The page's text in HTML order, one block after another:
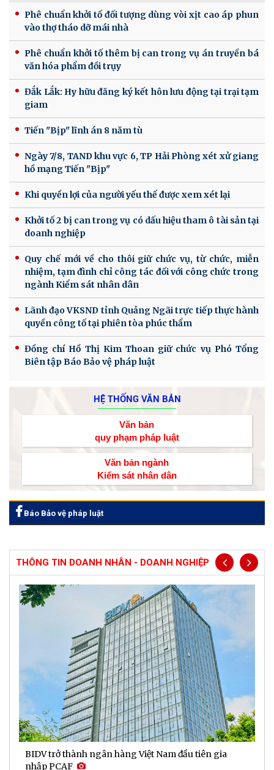
Phê chuẩn khởi tố đối tượng dùng vòi xịt cao áp phun
vào thợ tháo dỡ mái nhà
Phê chuẩn khởi tố thêm bị can trong vụ án truyền bá
văn hóa phẩm đồi trụy
Đắk Lắk: Hy hữu đăng ký kết hôn lưu động tại trại tạm
giam
Tiến "Bịp" lĩnh án 8 năm tù
Ngày 7/8, TAND khu vực 6, TP Hải Phòng xét xử giang
hồ mạng Tiến "Bịp"
Khi quyền lợi của người yếu thế được xem xét lại
Khởi tố 2 bị can trong vụ có dấu hiệu tham ô tài sản tại
doanh nghiệp
Quy chế mới về cho thôi giữ chức vụ, từ chức, miễn
nhiệm, tạm đình chỉ công tác đối với công chức trong
ngành Kiểm sát nhân dân
Lãnh đạo VKSND tỉnh Quảng Ngãi trực tiếp thực hành
quyền công tố tại phiên tòa phúc thẩm
Đồng chí Hồ Thị Kim Thoan giữ chức vụ Phó Tổng
Biên tập Báo Bảo vệ pháp luật
HỆ THỐNG VĂN BẢN
Văn bản
quy phạm pháp luật
Văn bản ngành
Kiểm sát nhân dân
Báo Bảo vệ pháp luật
THÔNG TIN DOANH NHÂN - DOANH NGHIỆP
BIDV trở thành ngân hàng Việt Nam đầu tiên gia
nhập PCAF